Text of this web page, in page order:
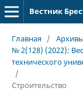
Главная / Архивы
№ 2(128) (2022):
технического
/
Строительство